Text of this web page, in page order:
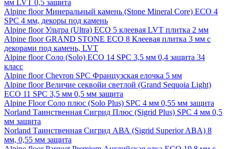
мм LVT 0,5 защита
Alpine floor Минеральный камень (Stone Mineral Core) ECO 4
SPC 4 мм, декоры под камень
Alpine floor Ультра (Ultra) ECO 5 клеевая LVT плитка 2 мм
Alpine floor GRAND STONE ECO 8 Клеевая плитка 3 мм с
декорами под камень, LVT
Alpine floor Соло (Solo) ECO 14 SPC 3,5 мм 0,4 защита 34
класс
Alpine floor Chevron SPC Французская елочка 5 мм
Alpine floor Величие секвойи светлой (Grand Sequoia Light)
ECO 11 SPC 3,5 мм 0,5 мм защита
Alpine Floor Соло плюс (Solo Plus) SPC 4 мм 0,55 мм защита
Norland Таинственная Сигрид Плюс (Sigrid Plus) SPC 4 мм 0,5
мм защита
Norland Таинственная Сигрид АВА (Sigrid Superior ABA) 8
мм, 0,55 мм защита